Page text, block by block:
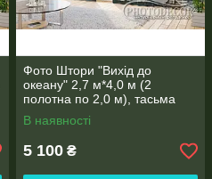
Фото Штори "Вихід до
океану" 2,7 м*4,0 м (2
полотна по 2,0 м), тасьма
В наявності
5 100 ₴